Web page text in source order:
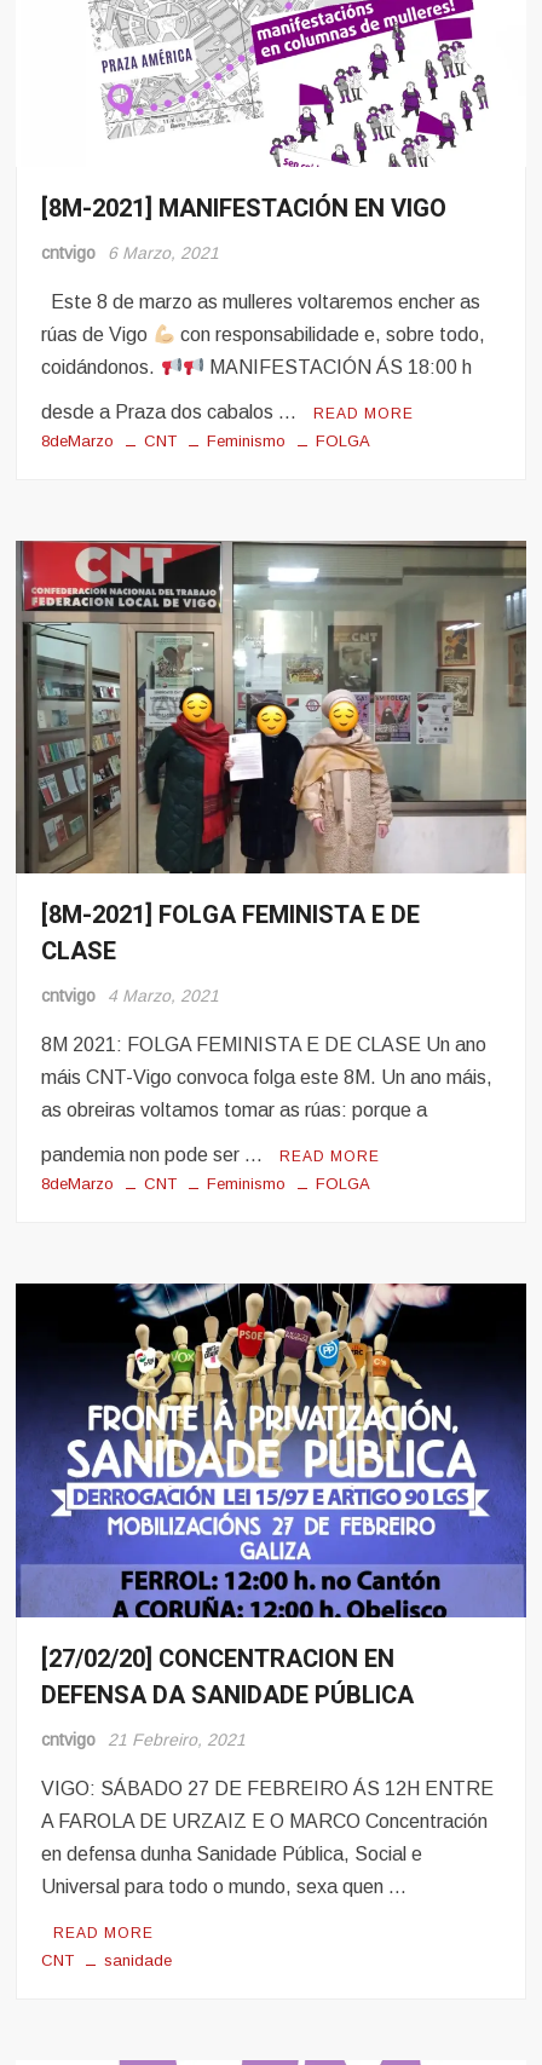
8
Mulleres
Obreiras
[8M-2021] MANIFESTACIÓN EN VIGO
cntvigo 6 Marzo, 2021
Este 8 de marzo as mulleres voltaremos encher as
rúas de Vigo
con responsabilidade e, sobre todo,
coidándonos.
MANIFESTACIÓN ÁS 18:00 h
desde a Praza dos cabalos … READ MORE
8deMarzo CNT Feminismo FOLGA
8
e
[8M-2021] FOLGA FEMINISTA E DE
CLASE
cntvigo 4 Marzo, 2021
8M 2021: FOLGA FEMINISTA E DE CLASE Un ano
máis CNT-Vigo convoca folga este 8M. Un ano máis,
as obreiras voltamos tomar as rúas: porque a
pandemia non pode ser … READ MORE
8deMarzo CNT Feminismo FOLGA
Eventos
[27/02/20] CONCENTRACION EN
DEFENSA DA SANIDADE PÚBLICA
cntvigo 21 Febreiro, 2021
VIGO: SÁBADO 27 DE FEBREIRO ÁS 12H ENTRE
A FAROLA DE URZAIZ E O MARCO Concentración
en defensa dunha Sanidade Pública, Social e
Universal para todo o mundo, sexa quen …
READ MORE
CNT sanidade